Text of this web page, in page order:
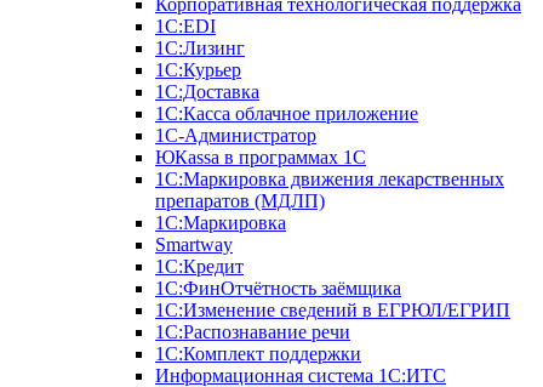
Корпоративная технологическая поддержка
1С:ЕDI
1С:Лизинг
1С:Курьер
1С:Доставка
1С:Касса облачное приложение
1С-Администратор
ЮКаssа в программах 1С
1С:Маркировка движения лекарственных
препаратов (МДЛП)
1С:Маркировка
Smartway
1С:Кредит
1С:ФинОтчётность заёмщика
1С:Изменение сведений в ЕГРЮЛ/ЕГРИП
1С:Распознавание речи
1С:Комплект поддержки
Информационная система 1С:ИТС